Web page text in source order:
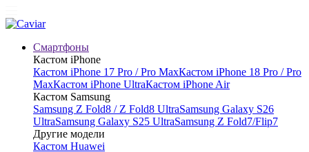
Смартфоны
Кастом iPhone
Кастом iPhone 17 Pro / Pro MaxКастом iPhone 18 Pro / Pro
MaxКастом iPhone UltraКастом iPhone Air
Кастом Samsung
Samsung Z Fold8 / Z Fold8 UltraSamsung Galaxy S26
UltraSamsung Galaxy S25 UltraSamsung Z Fold7/Flip7
Другие модели
Кастом Huawei